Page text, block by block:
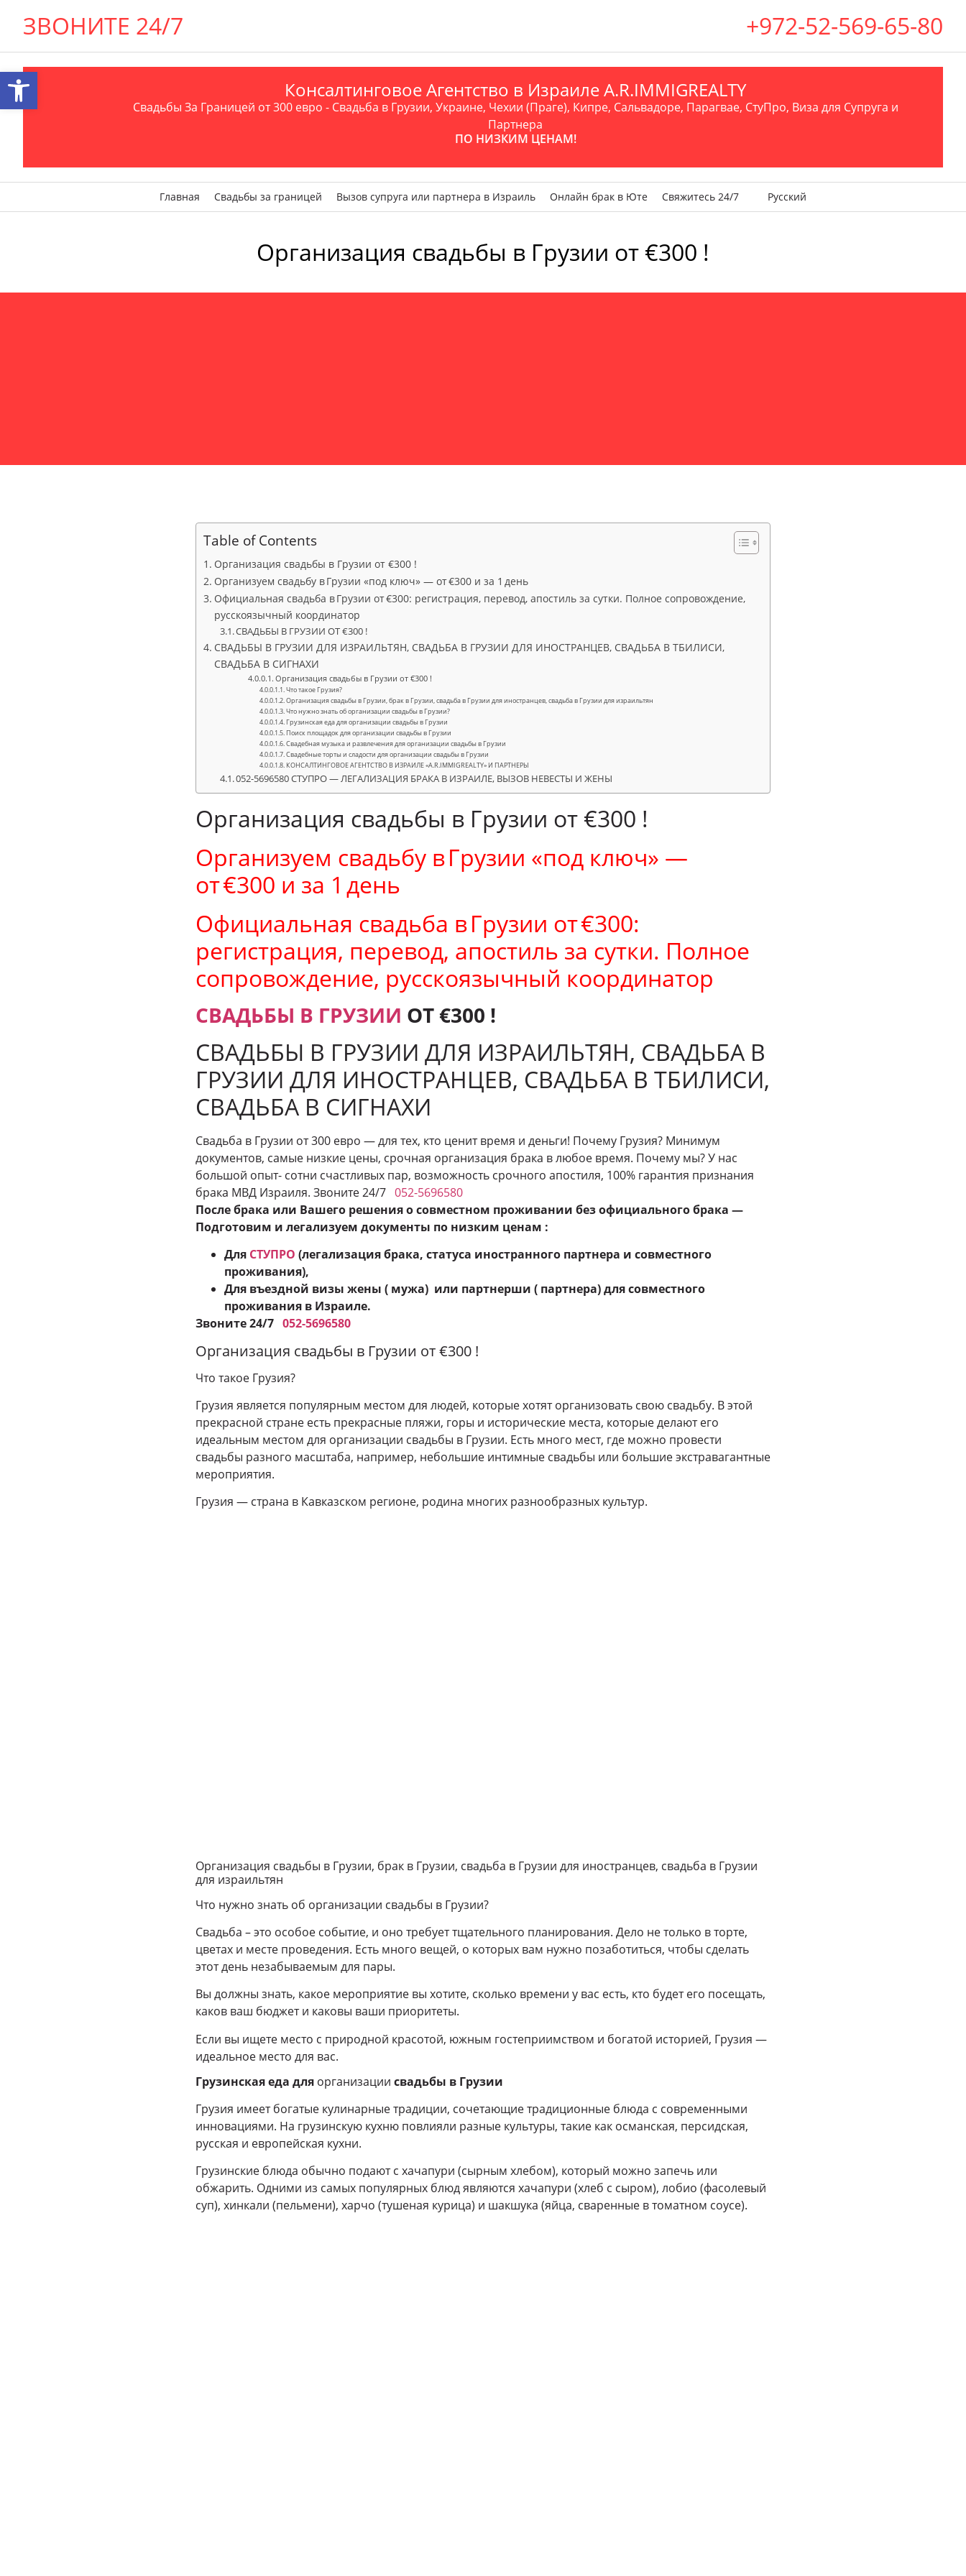
ЗВОНИТЕ 24/7 +972-52-569-65-80
Консалтинговое Агентство в Израиле A.R.IMMIGREALTY
Свадьбы За Границей от 300 евро - Свадьба в Грузии, Украине, Чехии (Праге), Кипре, Сальвадоре, Парагвае, СтуПро, Виза для Супруга и
Партнера
ПО НИЗКИМ ЦЕНАМ!
Главная Свадьбы за границей Вызов супруга или партнера в Израиль Онлайн брак в Юте Свяжитесь 24/7 Русский
Организация свадьбы в Грузии от €300 !
Table of Contents
Организация свадьбы в Грузии от €300 !
Организуем свадьбу в Грузии «под ключ» — от €300 и за 1 день
Официальная свадьба в Грузии от €300: регистрация, перевод, апостиль за сутки. Полное сопровождение,
русскоязычный координатор
СВАДЬБЫ В ГРУЗИИ ОТ €300 !
СВАДЬБЫ В ГРУЗИИ ДЛЯ ИЗРАИЛЬТЯН, СВАДЬБА В ГРУЗИИ ДЛЯ ИНОСТРАНЦЕВ, СВАДЬБА В ТБИЛИСИ,
СВАДЬБА В СИГНАХИ
Организация свадьбы в Грузии от €300 !
Что такое Грузия?
Организация свадьбы в Грузии, брак в Грузии, свадьба в Грузии для иностранцев, свадьба в Грузии для израильтян
Что нужно знать об организации свадьбы в Грузии?
Грузинская еда для организации свадьбы в Грузии
Поиск площадок для организации свадьбы в Грузии
Свадебная музыка и развлечения для организации свадьбы в Грузии
Свадебные торты и сладости для организации свадьбы в Грузии
КОНСАЛТИНГОВОЕ АГЕНТСТВО В ИЗРАИЛЕ «A.R.IMMIGREALTY» И ПАРТНЕРЫ
052-5696580 СТУПРО — ЛЕГАЛИЗАЦИЯ БРАКА В ИЗРАИЛЕ, ВЫЗОВ НЕВЕСТЫ И ЖЕНЫ
Организация свадьбы в Грузии от €300 !
Организуем свадьбу в Грузии «под ключ» —
от €300 и за 1 день
Официальная свадьба в Грузии от €300:
регистрация, перевод, апостиль за сутки. Полное
сопровождение, русскоязычный координатор
СВАДЬБЫ В ГРУЗИИ ОТ €300 !
СВАДЬБЫ В ГРУЗИИ ДЛЯ ИЗРАИЛЬТЯН, СВАДЬБА В
ГРУЗИИ ДЛЯ ИНОСТРАНЦЕВ, СВАДЬБА В ТБИЛИСИ,
СВАДЬБА В СИГНАХИ
Свадьба в Грузии от 300 евро — для тех, кто ценит время и деньги! Почему Грузия? Минимум
документов, самые низкие цены, срочная организация брака в любое время. Почему мы? У нас
большой опыт- сотни счастливых пар, возможность срочного апостиля, 100% гарантия признания
брака МВД Израиля. Звоните 24/7 052-5696580
После брака или Вашего решения о совместном проживании без официального брака —
Подготовим и легализуем документы по низким ценам :
Для СТУПРО (легализация брака, статуса иностранного партнера и совместного
проживания),
Для въездной визы жены ( мужа) или партнерши ( партнера) для совместного
проживания в Израиле.
Звоните 24/7 052-5696580
Организация свадьбы в Грузии от €300 !
Что такое Грузия?
Грузия является популярным местом для людей, которые хотят организовать свою свадьбу. В этой
прекрасной стране есть прекрасные пляжи, горы и исторические места, которые делают его
идеальным местом для организации свадьбы в Грузии. Есть много мест, где можно провести
свадьбы разного масштаба, например, небольшие интимные свадьбы или большие экстравагантные
мероприятия.
Грузия — страна в Кавказском регионе, родина многих разнообразных культур.
Организация свадьбы в Грузии, брак в Грузии, свадьба в Грузии для иностранцев, свадьба в Грузии
для израильтян
Что нужно знать об организации свадьбы в Грузии?
Свадьба – это особое событие, и оно требует тщательного планирования. Дело не только в торте,
цветах и месте проведения. Есть много вещей, о которых вам нужно позаботиться, чтобы сделать
этот день незабываемым для пары.
Вы должны знать, какое мероприятие вы хотите, сколько времени у вас есть, кто будет его посещать,
каков ваш бюджет и каковы ваши приоритеты.
Если вы ищете место с природной красотой, южным гостеприимством и богатой историей, Грузия —
идеальное место для вас.
Грузинская еда для организации свадьбы в Грузии
Грузия имеет богатые кулинарные традиции, сочетающие традиционные блюда с современными
инновациями. На грузинскую кухню повлияли разные культуры, такие как османская, персидская,
русская и европейская кухни.
Грузинские блюда обычно подают с хачапури (сырным хлебом), который можно запечь или
обжарить. Одними из самых популярных блюд являются хачапури (хлеб с сыром), лобио (фасолевый
суп), хинкали (пельмени), харчо (тушеная курица) и шакшука (яйца, сваренные в томатном соусе).
Открыть панель инструментов